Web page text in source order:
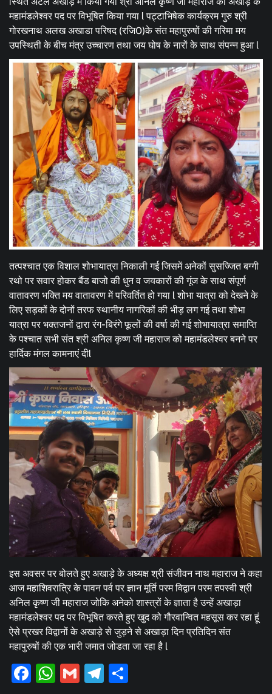
महामंडलेश्वर पद पर विभूषित किया गया l पट्टाभिषेक कार्यक्रम गुरु श्री
गोरखनाथ अलख अखाडा परिषद (रजि0)के संत महापुरुषों की गरिमा मय
उपस्थिती के बीच मंत्र उच्चारण तथा जय घोष के नारों के साथ संपन्न हुआ l
तत्पश्चात एक विशाल शोभायात्रा निकाली गई जिसमें अनेकों सुसज्जित बग्गी
रथो पर सवार होकर बैंड बाजो की धुन व जयकारों की गूंज के साथ संपूर्ण
वातावरण भक्ति मय वातावरण में परिवर्तित हो गया l शोभा यात्रा को देखने के
लिए सड़कों के दोनों तरफ स्थानीय नागरिकों की भीड़ लग गई तथा शोभा
यात्रा पर भक्तजनों द्वारा रंग-बिरंगे फूलों की वर्षा की गई शोभायात्रा समाप्ति
के पश्चात सभी संत श्री अनिल कृष्ण जी महाराज को महामंडलेश्वर बनने पर
हार्दिक मंगल कामनाएं दीl
इस अवसर पर बोलते हुए अखाड़े के अध्यक्ष श्री संजीवन नाथ महाराज ने कहा
आज महाशिवरात्रि के पावन पर्व पर ज्ञान मूर्ति परम विद्वान परम तपस्वी श्री
अनिल कृष्ण जी महाराज जोकि अनेको शास्त्रों के ज्ञाता है उन्हें अखाड़ा
महामंडलेश्वर पद पर विभूषित करते हुए खुद को गौरवान्वित महसूस कर रहा हूं
ऐसे प्रखर विद्वानों के अखाड़े से जुड़ने से अखाड़ा दिन प्रतिदिन संत
महापुरुषों की एक भारी जमात जोडता जा रहा है l
Facebook
WhatsApp
GmailTelegram